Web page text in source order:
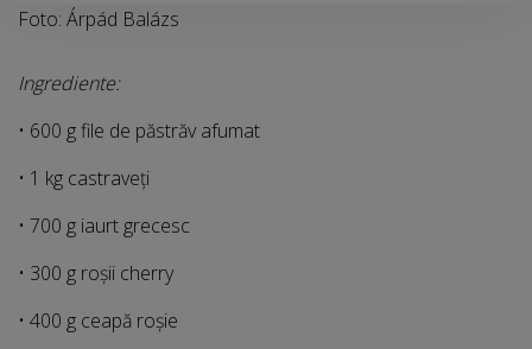
Foto: Árpád Balázs
Ingrediente:
• 600 g file de păstrăv afumat
• 1 kg castraveți
• 700 g iaurt grecesc
• 300 g roșii cherry
• 400 g ceapă roșie